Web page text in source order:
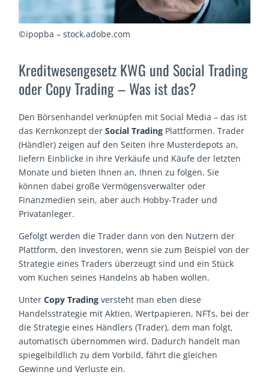
©ipopba – stock.adobe.com
Kreditwesengesetz KWG und Social Trading
oder Copy Trading – Was ist das?
Den Börsenhandel verknüpfen mit Social Media – das ist
das Kernkonzept derSocial Trading Plattformen. Trader
(Händler) zeigen auf den Seiten ihre Musterdepots an,
liefern Einblicke in ihre Verkäufe und Käufe der letzten
Monate und bieten Ihnen an, Ihnen zu folgen. Sie
können dabei große Vermögensverwalter oder
Finanzmedien sein, aber auch Hobby-Trader und
Privatanleger.
Gefolgt werden die Trader dann von den Nutzern der
Plattform, den Investoren, wenn sie zum Beispiel von der
Strategie eines Traders überzeugt sind und ein Stück
vom Kuchen seines Handelns ab haben wollen.
UnterCopy Trading versteht man eben diese
Handelsstrategie mit Aktien, Wertpapieren, NFTs, bei der
die Strategie eines Händlers (Trader), dem man folgt,
automatisch übernommen wird. Dadurch handelt man
spiegelbildlich zu dem Vorbild, fährt die gleichen
Gewinne und Verluste ein.